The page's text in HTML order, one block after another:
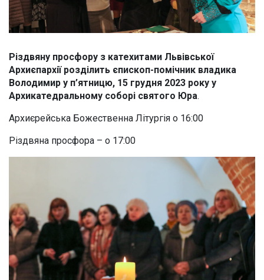
Різдвяну просфору з катехитами Львівської
Архиєпархії розділить єпископ-помічник владика
Володимир у п’ятницю, 15 грудня 2023 року у
Архикатедральному соборі святого Юра.
Архиєрейська Божественна Літургія о 16:00
Різдвяна просфора – о 17:00